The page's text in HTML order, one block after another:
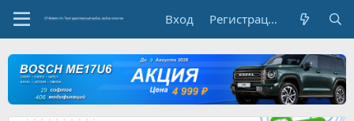
Вход Регистрация